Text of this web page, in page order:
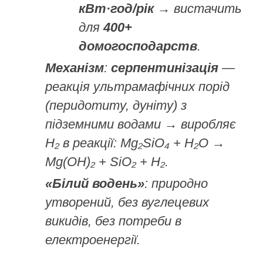
кВт·год/рік→ вистачить
для400+
домогосподарств.
Механізм:серпентинізація —
реакція ультрамафічних порід
(перидотиту, дуніту) з
підземними водами → виробляє
H₂ в реакції: Mg₂SiO₄ + H₂O →
Mg(OH)₂ + SiO₂ + H₂.
«Білий водень»: природно
утворений, без вуглецевих
викидів, без потреби в
електроенергії.